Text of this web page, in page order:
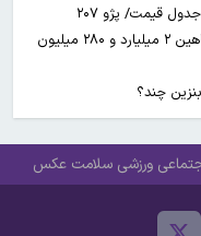
آخرین قیمت انواع خودرو ۱۵ مرداد ۱۴۰۵+جدول قیمت/ پژو ۲۰۷
اتوماتیک پانوراما ۲ میلیارد و ۶۰۵ میلیون و شاهین ۲ میلیارد و ۲۸۰ میلیون
چند؟
ورزشی سلامت عکس